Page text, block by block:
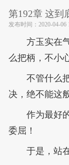
第192章 这到
发布时间： 2020-04-06
方玉实在
么把柄，不小
不管什么
决，绝不能这
作为最好
委屈！
于是，站